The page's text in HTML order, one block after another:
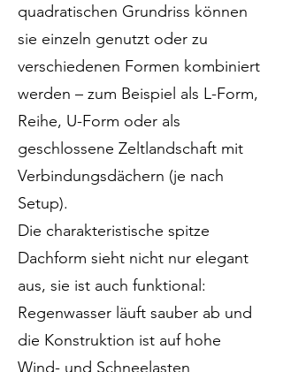
quadratischen Grundriss können
sie einzeln genutzt oder zu
verschiedenen Formen kombiniert
werden – zum Beispiel als L-Form,
Reihe, U-Form oder als
geschlossene Zeltlandschaft mit
Verbindungsdächern (je nach
Setup).
Die charakteristische spitze
Dachform sieht nicht nur elegant
aus, sie ist auch funktional:
Regenwasser läuft sauber ab und
die Konstruktion ist auf hohe
Wind- und Schneelasten